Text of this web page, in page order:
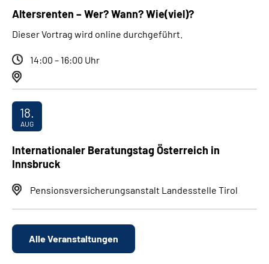
Altersrenten – Wer? Wann? Wie(viel)?
Dieser Vortrag wird online durchgeführt.
14:00 – 16:00 Uhr
Internationaler Beratungstag Österreich in
Innsbruck
Pensionsversicherungsanstalt Landesstelle Tirol
18.
AUG
Alle Veranstaltungen